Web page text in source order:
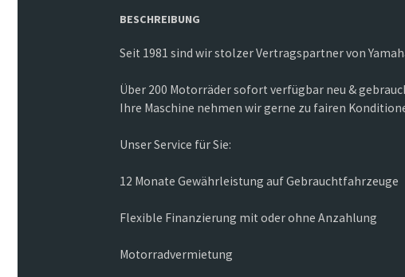
BESCHREIBUNG
Seit 1981 sind wir stolzer Vertragspartner von
Über 200 Motorräder sofort verfügbar neu &
Ihre Maschine nehmen wir gerne zu fairen
Unser Service für Sie:
12 Monate Gewährleistung auf Gebrauchtfahrzeuge
Flexible Finanzierung mit oder ohne Anzahlung
Motorradvermietung